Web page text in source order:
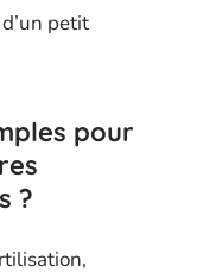
petit
pour
?